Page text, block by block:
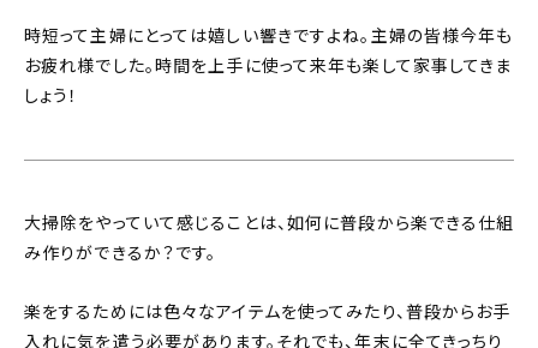
時短って主婦にとっては嬉しい響きですよね。主婦の皆様今年も
お疲れ様でした。時間を上手に使って来年も楽して家事してきま
しょう！
大掃除をやっていて感じることは、如何に普段から楽できる仕組
み作りができるか？です。
楽をするためには色々なアイテムを使ってみたり、普段からお手
入れに気を遣う必要があります。それでも、年末に全てきっちり